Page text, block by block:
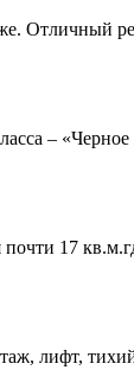
Отличный
– «Черное
17
лифт,